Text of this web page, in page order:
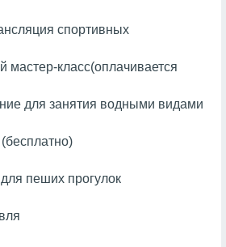
спортивных
мастер-класс(оплачивается
для занятия водными видами
пеших прогулок